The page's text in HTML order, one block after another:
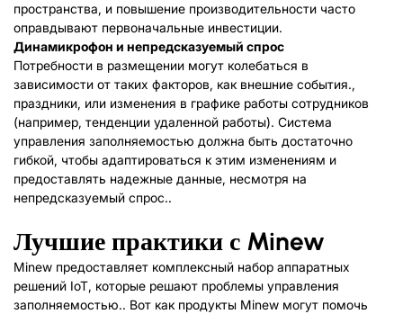
пространства, и повышение производительности часто
оправдывают первоначальные инвестиции.
Динамикрофон и непредсказуемый спрос
Потребности в размещении могут колебаться в
зависимости от таких факторов, как внешние события.,
праздники, или изменения в графике работы сотрудников
(например, тенденции удаленной работы). Система
управления заполняемостью должна быть достаточно
гибкой, чтобы адаптироваться к этим изменениям и
предоставлять надежные данные, несмотря на
непредсказуемый спрос..
Лучшие практики с Minew
Minew предоставляет комплексный набор аппаратных
решений IoT, которые решают проблемы управления
заполняемостью.. Вот как продукты Minew могут помочь